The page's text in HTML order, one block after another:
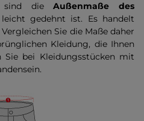
sind dieAußenmaße des
gedehnt ist. Es handelt
Sie die Maße daher
Kleidung, die Ihnen
bei Kleidungsstücken mit